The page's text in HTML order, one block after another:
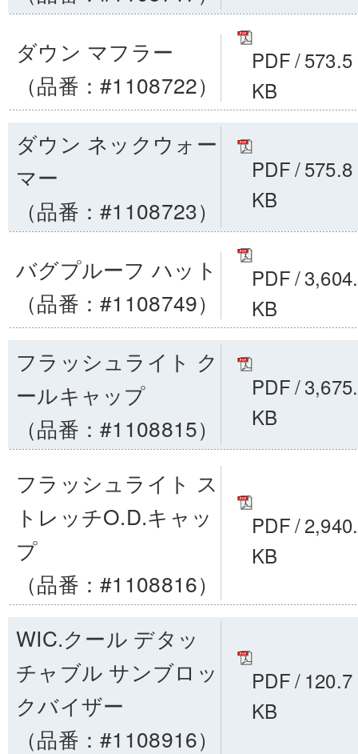
ダウン マフラー
（品番：#1108722）
PDF/573.5
KB
ダウン ネックウォー
マー
（品番：#1108723）
PDF/575.8
KB
バグプルーフ ハット
（品番：#1108749）
PDF/
KB
フラッシュライト ク
ールキャップ
（品番：#1108815）
PDF/
KB
フラッシュライト ス
トレッチO.D.キャッ
プ
（品番：#1108816）
PDF/
KB
WIC.クール デタッ
チャブル サンブロッ
クバイザー
（品番：#1108916）
PDF/ 120.7
KB